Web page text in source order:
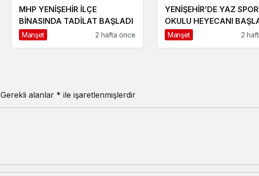
MHP YENİŞEHİR İLÇE
BİNASINDA TADİLAT BAŞLADI
Manşet 2 hafta önce
YENİŞEHİR’DE YAZ SPOR
OKULU HEYECANI
Manşet 2
Gerekli alanlar * ile işaretlenmişlerdir